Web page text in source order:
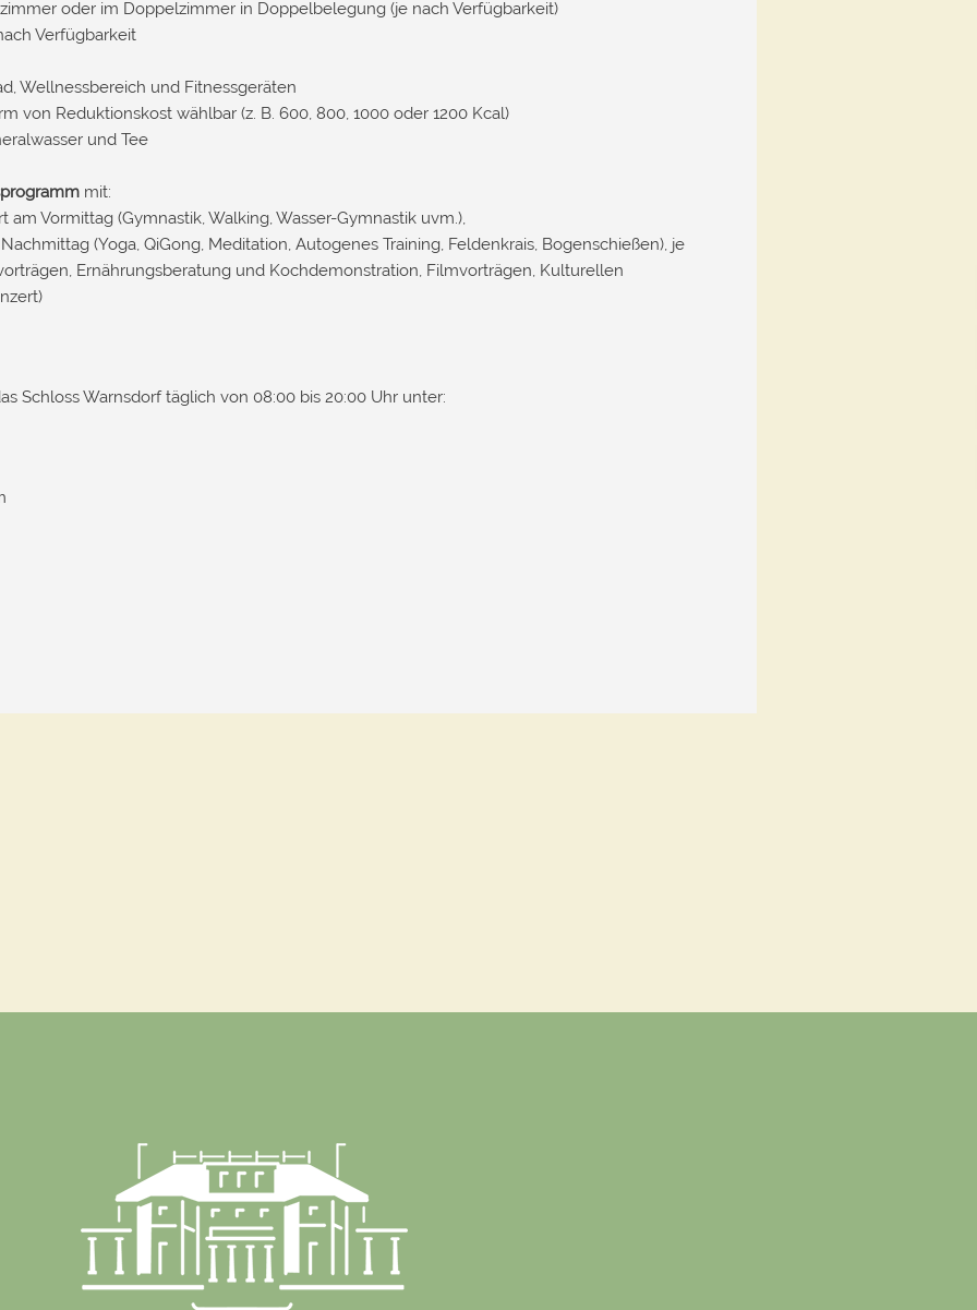
oder im Doppelzimmer in Doppelbelegung (je nach Verfügbarkeit)
Verfügbarkeit
Wellnessbereich und Fitnessgeräten
von Reduktionskost wählbar (z. B. 600, 800, 1000 oder 1200 Kcal)
und Tee
mit:
am Vormittag (Gymnastik, Walking, Wasser-Gymnastik uvm.),
(Yoga, QiGong, Meditation, Autogenes Training, Feldenkrais, Bogenschießen), je
Ernährungsberatung und Kochdemonstration, Filmvorträgen, Kulturellen
Schloss Warnsdorf täglich von 08:00 bis 20:00 Uhr unter: